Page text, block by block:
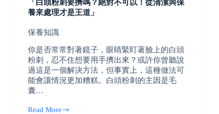
「白頭粉刺要擠嗎？絕對不可以！從清潔與保
養來處理才是王道」
保養知識
你是否常常對著鏡子，眼睛緊盯著臉上的白頭
粉刺，忍不住想要用手擠出來？或許你曾聽說
過這是一個解決方法，但事實上，這種做法可
能會讓情況更加糟糕。白頭粉刺的主因是毛
囊…
Read More